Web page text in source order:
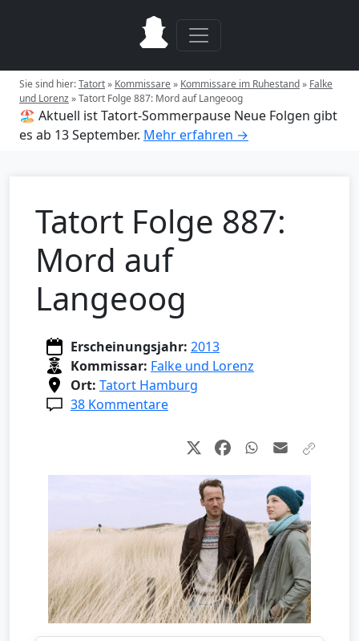
Sie sind hier:Tatort» Kommissare» Kommissare im Ruhestand» Falke
und Lorenz»Tatort Folge 887: Mord auf Langeoog
🏖️ Aktuell ist Tatort-Sommerpause Neue Folgen gibt
es ab 13 September. Mehr erfahren →
Tatort Folge 887:
Mord auf
Langeoog
Erscheinungsjahr: 2013
Kommissar: Falke und Lorenz
Ort: Tatort Hamburg
38 Kommentare